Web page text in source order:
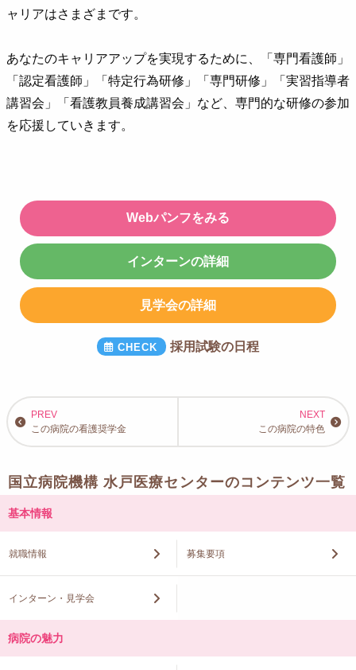
ャリアはさまざまです。
あなたのキャリアアップを実現するために、「専門看護師」
「認定看護師」「特定行為研修」「専門研修」「実習指導者
講習会」「看護教員養成講習会」など、専門的な研修の参加
を応援していきます。
Webパンフをみる
インターンの詳細
見学会の詳細
採用試験の日程
この病院の看護奨学金 この病院の特色
国立病院機構 水戸医療センターのコンテンツ一覧
基本情報
就職情報 募集要項
インターン・見学会
病院の魅力